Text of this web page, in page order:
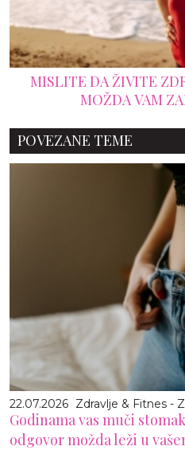
MISLITE DA ŽIVITE
MOŽDA VAM
POVEZANE TEME
22.07.2026 Zdravlje & Fitnes -
Godinama vas muči
odgovor možda leži u